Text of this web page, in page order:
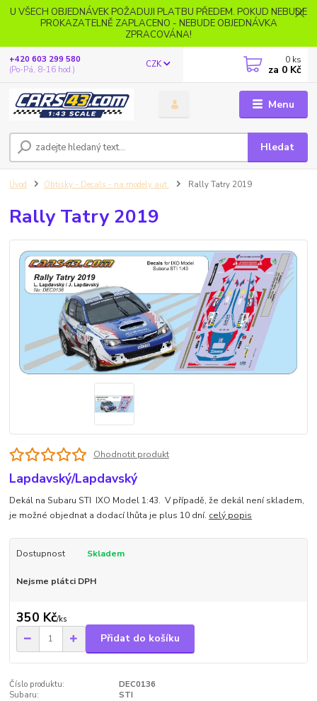
U VŠECH OBJEDNÁVEK POŽADUJI PLATBU PŘEDEM. POKUD NEBUDE
PROKAZATELNĚ ZAPLACENO - NEBUDE OBJEDNÁVKA
ZPRACOVÁNA!
Menu
CZK
Hledat
+420 603 299 580
(Po-Pá, 8-16 hod.)
0 ks
za 0 Kč
Úvod Obtisky - Decals - na modely aut Rally Tatry 2019
Rally Tatry 2019
Ohodnotit produkt
Lapdavský/Lapdavský
Dekál na Subaru STI IXO Model 1:43. V případě, že dekál není skladem,
je možné objednat a dodací lhůta je plus 10 dní. celý popis
Dostupnost Skladem
Nejsme plátci DPH
350 Kč/ks
Přidat do košíku
Číslo produktu:
DEC0136
Subaru:
STI